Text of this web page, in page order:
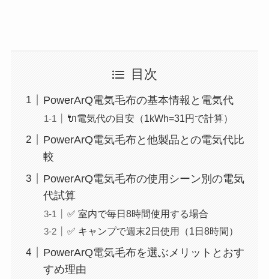
目次
PowerArQ電気毛布の基本情報と電気代
🔌電気代の目安（1kWh=31円で計算）
PowerArQ電気毛布と他製品との電気代比
較
PowerArQ電気毛布の使用シーン別の電気
代試算
✅ 室内で毎日8時間使用する場合
✅ キャンプで週末2日使用（1日8時間）
PowerArQ電気毛布を選ぶメリットとおす
すめ理由